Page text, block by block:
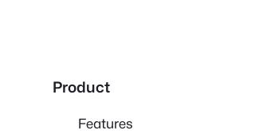
Product
Features